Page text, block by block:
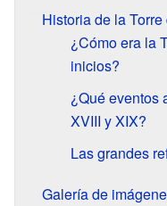
Historia de la
¿Cómo era la
inicios?
¿Qué eventos
XVIII y XIX?
Las grandes
Galería de